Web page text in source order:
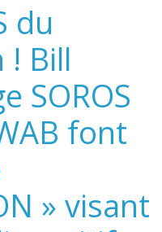
du
! Bill
SOROS
font
» visant